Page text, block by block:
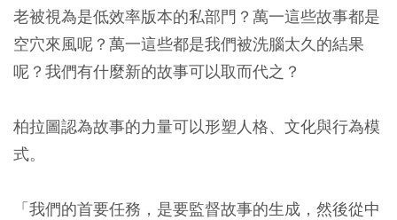
老被視為是低效率版本的私部門？萬一這些故事都是
空穴來風呢？萬一這些都是我們被洗腦太久的結果
呢？我們有什麼新的故事可以取而代之？
柏拉圖認為故事的力量可以形塑人格、文化與行為模
式。
「我們的首要任務，是要監督故事的生成，然後從中